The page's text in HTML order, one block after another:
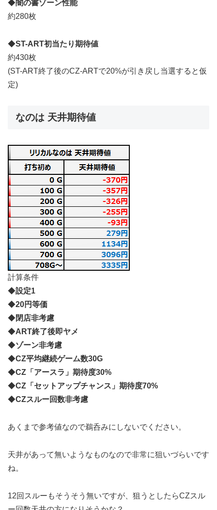
◆闇の書ゾーン性能
約280枚
◆ST-ART初当たり期待値
約430枚
(ST-ART終了後のCZ-ARTで20%が引き戻し当選すると仮
定)
なのは 天井期待値
計算条件
◆設定1
◆20円等価
◆閉店非考慮
◆ART終了後即ヤメ
◆ゾーン非考慮
◆CZ平均継続ゲーム数30G
◆CZ「アースラ」期待度30%
◆CZ「セットアップチャンス」期待度70%
◆CZスルー回数非考慮
あくまで参考値なので鵜呑みにしないでください。
天井があって無いようなものなので非常に狙いづらいです
ね。
12回スルーもそうそう無いですが、狙うとしたらCZスル